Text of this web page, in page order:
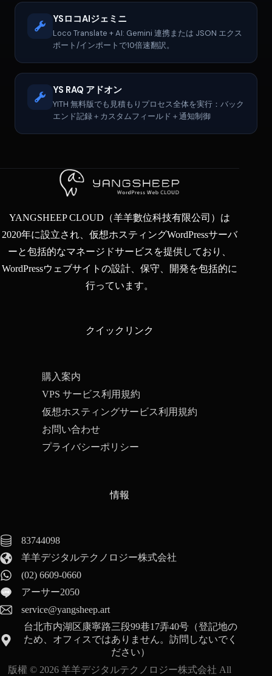
YSロコAIジェミニ
Loco Translate + AI: Gemini 連携または JSON エクス
ポート/インポートで10倍速翻訳。
YS RAQ アドオン
YITH 無料版でも見積もりプロセス全体を実行：バック
エンド記録＋カスタムフィールド＋通知制御
YANGSHEEP CLOUD（羊羊數位科技有限公司）は
2020年に設立され、仮想ホスティングWordPressサーバ
ーと包括的なマネージドサービスを提供しており、
WordPressウェブサイトの設計、保守、開発を包括的に
行っています。
クイックリンク
購入案内
VPS サービス利用規約
仮想ホスティングサービス利用規約
お問い合わせ
プライバシーポリシー
情報
83744098
羊羊デジタルテクノロジー株式会社
(02) 6609-0660
アーサー2050
service@yangsheep.art
台北市内湖区康寧路三段99巷17弄40号（登記地の
ため、オフィスではありません。訪問しないでく
ださい）
版權 © 2026 羊羊デジタルテクノロジー株式会社 All
English